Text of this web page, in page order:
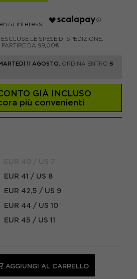
LE SPESE DI SPEDIZIONE.
PARTIRE DA 99,00€
11 AGOSTO. ORDINA ENTRO 6
GIÀ INCLUSO
più convenienti
EUR 41 / US 8
EUR 42,5 / US 9
EUR 44 / US 10
EUR 45 / US 11
AGGIUNGI AL CARRELLO